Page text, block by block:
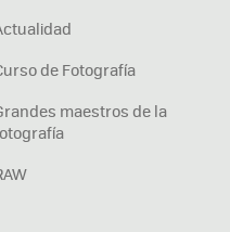
de Fotografía
maestros de la